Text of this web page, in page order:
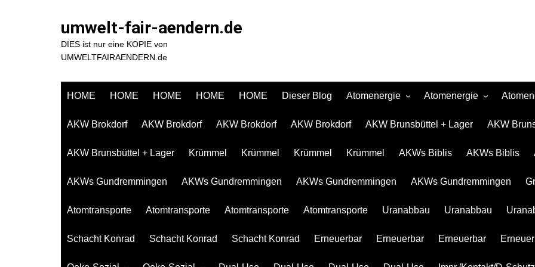
umwelt-fair-aendern.de
DIES ist nur eine KOPIE von
UMWELTFAIRAENDERN.de
HOME HOME HOME HOME HOME Dieser Blog Atomenergie
Atomkraftwerke
AKW
Krümmel
AKWs Biblis
Atomenergie
Atomkraftwerke
Atommüll
Rohstoffe und Konflikte
AKW Brokdorf AKW Brokdorf AKW Brokdorf AKW Brokdorf AKW Brunsbüttel + Lager AKW
AKW Brunsbüttel + Lager Krümmel Krümmel Krümmel Krümmel AKWs Biblis AKWs Biblis
AKWs Gundremmingen AKWs Gundremmingen AKWs Gundremmingen AKWs Gundremmingen
Atomtransporte Atomtransporte Atomtransporte Atomtransporte Uranabbau Uranabbau
Schacht Konrad Schacht Konrad Schacht Konrad Erneuerbar Erneuerbar Erneuerbar